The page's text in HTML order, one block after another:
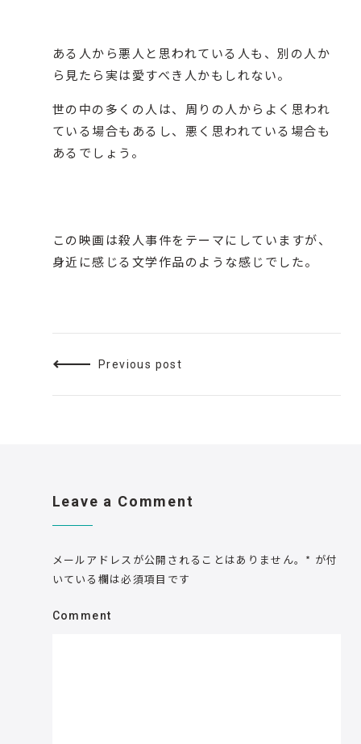
ある人から悪人と思われている人も、別の人か
ら見たら実は愛すべき人かもしれない。
世の中の多くの人は、周りの人からよく思われ
ている場合もあるし、悪く思われている場合も
あるでしょう。
この映画は殺人事件をテーマにしていますが、
身近に感じる文学作品のような感じでした。
Previous post
Leave a Comment
メールアドレスが公開されることはありません。 * が付
いている欄は必須項目です
Comment